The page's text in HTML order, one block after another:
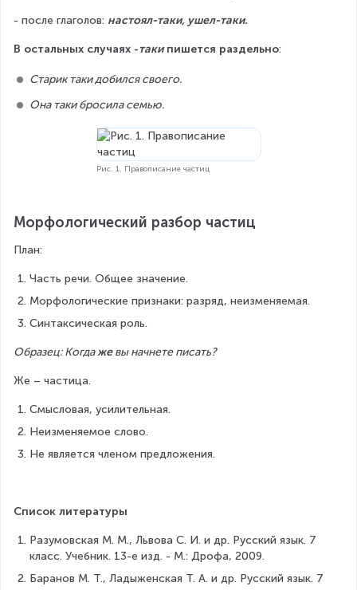
- после глаголов: настоял-таки, ушел-таки.
В остальных случаях -таки пишется раздельно:
Старик таки добился своего.
Она таки бросила семью.
Рис. 1. Правописание частиц
Морфологический разбор частиц
План:
Часть речи. Общее значение.
Морфологические признаки: разряд, неизменяемая.
Синтаксическая роль.
Образец: Когда же вы начнете писать?
Же – частица.
Смысловая, усилительная.
Неизменяемое слово.
Не является членом предложения.
Список литературы
Разумовская М. М., Львова С. И. и др. Русский язык. 7
класс. Учебник. 13-е изд. - М.: Дрофа, 2009.
Баранов М. Т., Ладыженская Т. А. и др. Русский язык. 7